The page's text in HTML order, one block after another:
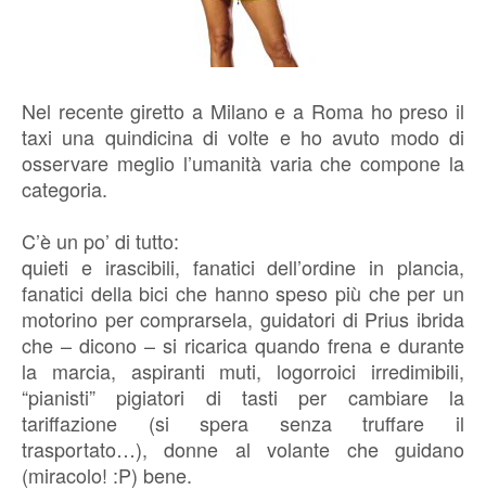
Nel recente giretto a Milano e a Roma ho preso il
taxi una quindicina di volte e ho avuto modo di
osservare meglio l’umanità varia che compone la
categoria.
C’è un po’ di tutto:
quieti e irascibili, fanatici dell’ordine in plancia,
fanatici della bici che hanno speso più che per un
motorino per comprarsela, guidatori di Prius ibrida
che – dicono – si ricarica quando frena e durante
la marcia, aspiranti muti, logorroici irredimibili,
“pianisti” pigiatori di tasti per cambiare la
tariffazione (si spera senza truffare il
trasportato…), donne al volante che guidano
(miracolo! :P) bene.